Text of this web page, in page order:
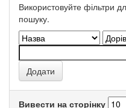
Використовуйте фільтри
пошуку.
Вивести на сторінку